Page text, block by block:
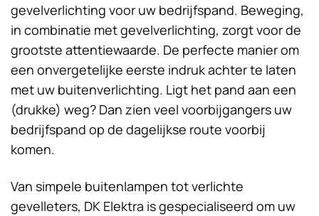
gevelverlichting voor uw bedrijfspand. Beweging,
in combinatie met gevelverlichting, zorgt voor de
grootste attentiewaarde. De perfecte manier om
een onvergetelijke eerste indruk achter te laten
met uw buitenverlichting. Ligt het pand aan een
(drukke) weg? Dan zien veel voorbijgangers uw
bedrijfspand op de dagelijkse route voorbij
komen.
Van simpele buitenlampen tot verlichte
gevelleters, DK Elektra is gespecialiseerd om uw